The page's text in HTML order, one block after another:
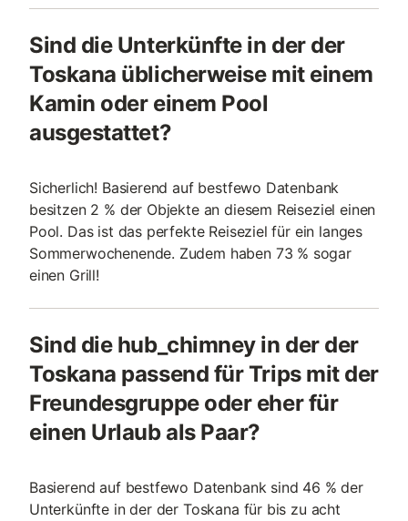
Sind die Unterkünfte in der der
Toskana üblicherweise mit einem
Kamin oder einem Pool
ausgestattet?
Sicherlich! Basierend auf bestfewo Datenbank
besitzen 2 % der Objekte an diesem Reiseziel einen
Pool. Das ist das perfekte Reiseziel für ein langes
Sommerwochenende. Zudem haben 73 % sogar
einen Grill!
Sind die hub_chimney in der der
Toskana passend für Trips mit der
Freundesgruppe oder eher für
einen Urlaub als Paar?
Basierend auf bestfewo Datenbank sind 46 % der
Unterkünfte in der der Toskana für bis zu acht